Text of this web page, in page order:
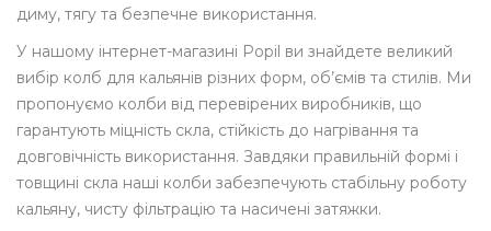
диму, тягу та безпечне використання.
У нашому інтернет-магазині Popil ви знайдете великий
вибір колб для кальянів різних форм, об’ємів та стилів. Ми
пропонуємо колби від перевірених виробників, що
гарантують міцність скла, стійкість до нагрівання та
довговічність використання. Завдяки правильній формі і
товщині скла наші колби забезпечують стабільну роботу
кальяну, чисту фільтрацію та насичені затяжки.